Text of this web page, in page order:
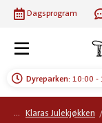
Dyreparken: 10:00 -
Dagsprogram
Klaras Julekjøkken /